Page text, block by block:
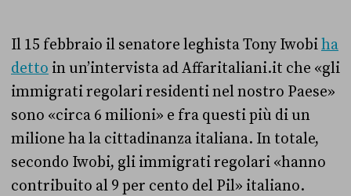
Il 15 febbraio il senatore leghista Tony Iwobiha
detto in un’intervista ad Affaritaliani.it che «gli
immigrati regolari residenti nel nostro Paese»
sono «circa 6 milioni» e fra questi più di un
milione ha la cittadinanza italiana. In totale,
secondo Iwobi, gli immigrati regolari «hanno
contribuito al 9 per cento del Pil» italiano.